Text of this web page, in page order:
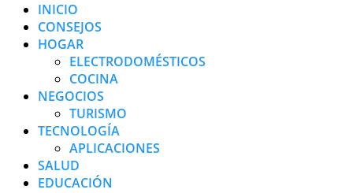
INICIO
CONSEJOS
HOGAR
ELECTRODOMÉSTICOS
COCINA
NEGOCIOS
TURISMO
TECNOLOGÍA
APLICACIONES
SALUD
EDUCACIÓN